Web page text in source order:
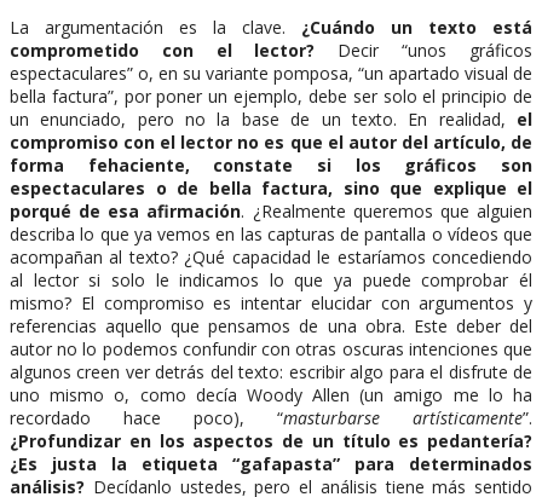
La argumentación es la clave. ¿Cuándo un texto está
comprometido con el lector? Decir “unos gráficos
espectaculares” o, en su variante pomposa, “un apartado visual de
bella factura”, por poner un ejemplo, debe ser solo el principio de
un enunciado, pero no la base de un texto. En realidad, el
compromiso con el lector no es que el autor del artículo, de
forma fehaciente, constate si los gráficos son
espectaculares o de bella factura, sino que explique el
porqué de esa afirmación. ¿Realmente queremos que alguien
describa lo que ya vemos en las capturas de pantalla o vídeos que
acompañan al texto? ¿Qué capacidad le estaríamos concediendo
al lector si solo le indicamos lo que ya puede comprobar él
mismo? El compromiso es intentar elucidar con argumentos y
referencias aquello que pensamos de una obra. Este deber del
autor no lo podemos confundir con otras oscuras intenciones que
algunos creen ver detrás del texto: escribir algo para el disfrute de
uno mismo o, como decía Woody Allen (un amigo me lo ha
recordado hace poco), “masturbarse artísticamente”.
¿Profundizar en los aspectos de un título es pedantería?
¿Es justa la etiqueta “gafapasta” para determinados
análisis? Decídanlo ustedes, pero el análisis tiene más sentido